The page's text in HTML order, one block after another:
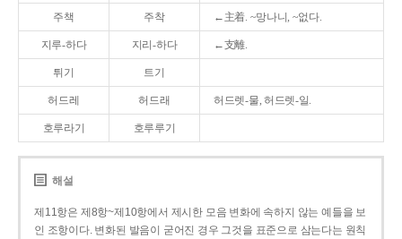
주책 주착 ←主着. ~망나니, ~없다.
지루-하다 지리-하다 ←支離.
튀기 트기
허드레 허드래 허드렛-물, 허드렛-일.
호루라기 호루루기
해설
제11항은 제8항~제10항에서 제시한 모음 변화에 속하지 않는 예들을 보
인 조항이다. 변화된 발음이 굳어진 경우 그것을 표준으로 삼는다는 원칙